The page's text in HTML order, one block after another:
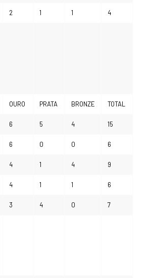
2 1 1 4
OURO PRATA BRONZE TOTAL
6 5 4 15
6 0 0 6
4 1 4 9
4 1 1 6
3 4 0 7